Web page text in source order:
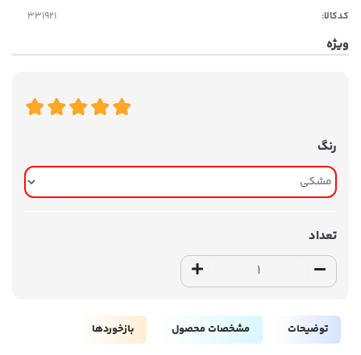
کدکالا:
ویژه
رنگ
تعداد
توضیحات مشخصات محصول بازخوردها